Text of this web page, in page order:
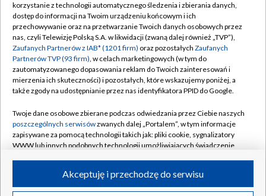
TVP
Abonament TVP
Emisja w TVP
Centrum informacji TVP
Naziemna Telewizja Cyfrowa
Rada Programowa
System NOS
Informacje o nadawcy
Program dla prasy
Regulamin TVP
Polityka prywatności
Moje zgody
Pomoc
Kontakt
Kanały
©2026 Telewizja Polska S.A. w likwidacji
korzystanie z technologii automatycznego śledzenia i zbierania danych,
dostęp do informacji na Twoim urządzeniu końcowym i ich
przechowywanie oraz na przetwarzanie Twoich danych osobowych przez
nas, czyli Telewizję Polską S.A. w likwidacji (zwaną dalej również „TVP”),
Zaufanych Partnerów z IAB* (1201 firm) oraz pozostałych Zaufanych
Partnerów TVP (93 firm), w celach marketingowych (w tym do
zautomatyzowanego dopasowania reklam do Twoich zainteresowań i
mierzenia ich skuteczności) i pozostałych, które wskazujemy poniżej, a
także zgody na udostępnianie przez nas identyfikatora PPID do Google.
Twoje dane osobowe zbierane podczas odwiedzania przez Ciebie naszych
poszczególnych serwisówzwanych dalej „Portalem”, w tym informacje
zapisywane za pomocą technologii takich jak: pliki cookie, sygnalizatory
WWW lub innych podobnych technologii umożliwiających świadczenie
ruchu w Internecie.Akceptuję i przechodzę do serwisu